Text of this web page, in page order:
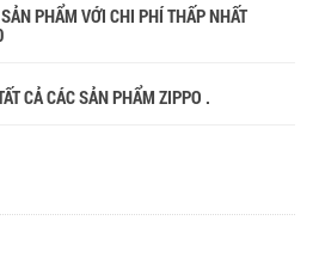
PHẨM VỚI CHI PHÍ THẤP NHẤT
CẢ CÁC SẢN PHẨM ZIPPO .